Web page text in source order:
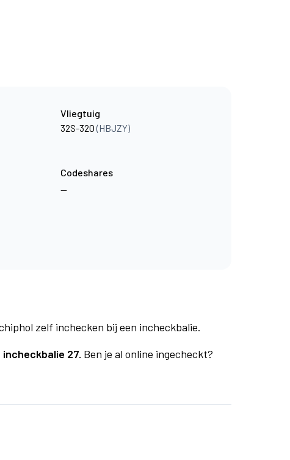
Vliegtuig
32S-320(HBJZY)
Codeshares
—
zelf inchecken bij een incheckbalie.
incheckbalie 27. Ben je al online ingecheckt?